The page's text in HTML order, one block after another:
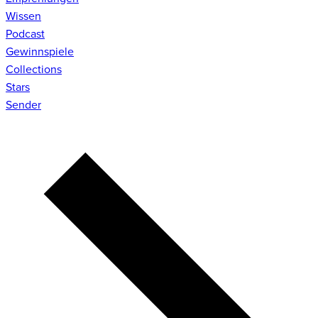
Wissen
Podcast
Gewinnspiele
Collections
Stars
Sender